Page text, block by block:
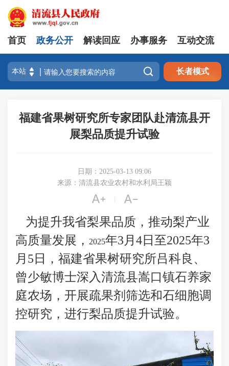
首页 政务公开 解读回应 办事服务 互动交流
 长者模式
福建省果树研究所专家团队赴清流县开
展梨品质提升试验
日期：2025-03-13 09:06
来源：清流县农业农村和水利局王颖
 
为提升我省梨果品质，推动梨产业
高质量发展，
2025年3 月 4日至2025年3
月 5 日，福建省果树研究所吕科良、
曾少敏博士深入清流县嵩口镇石养家
庭农场，开展疏果剂筛选和石细胞调
控研究，进行梨品质提升试验。